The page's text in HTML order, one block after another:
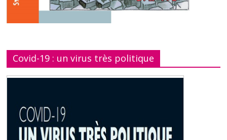
Covid-19 : un virus très politique